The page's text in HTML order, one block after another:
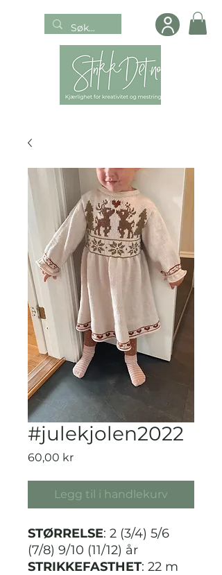
#julekjolen2022
60,00 krPris
Legg til i handlekurv
STØRRELSE: 2 (3/4) 5/6
(7/8) 9/10 (11/12) år
STRIKKEFASTHET: 22 m